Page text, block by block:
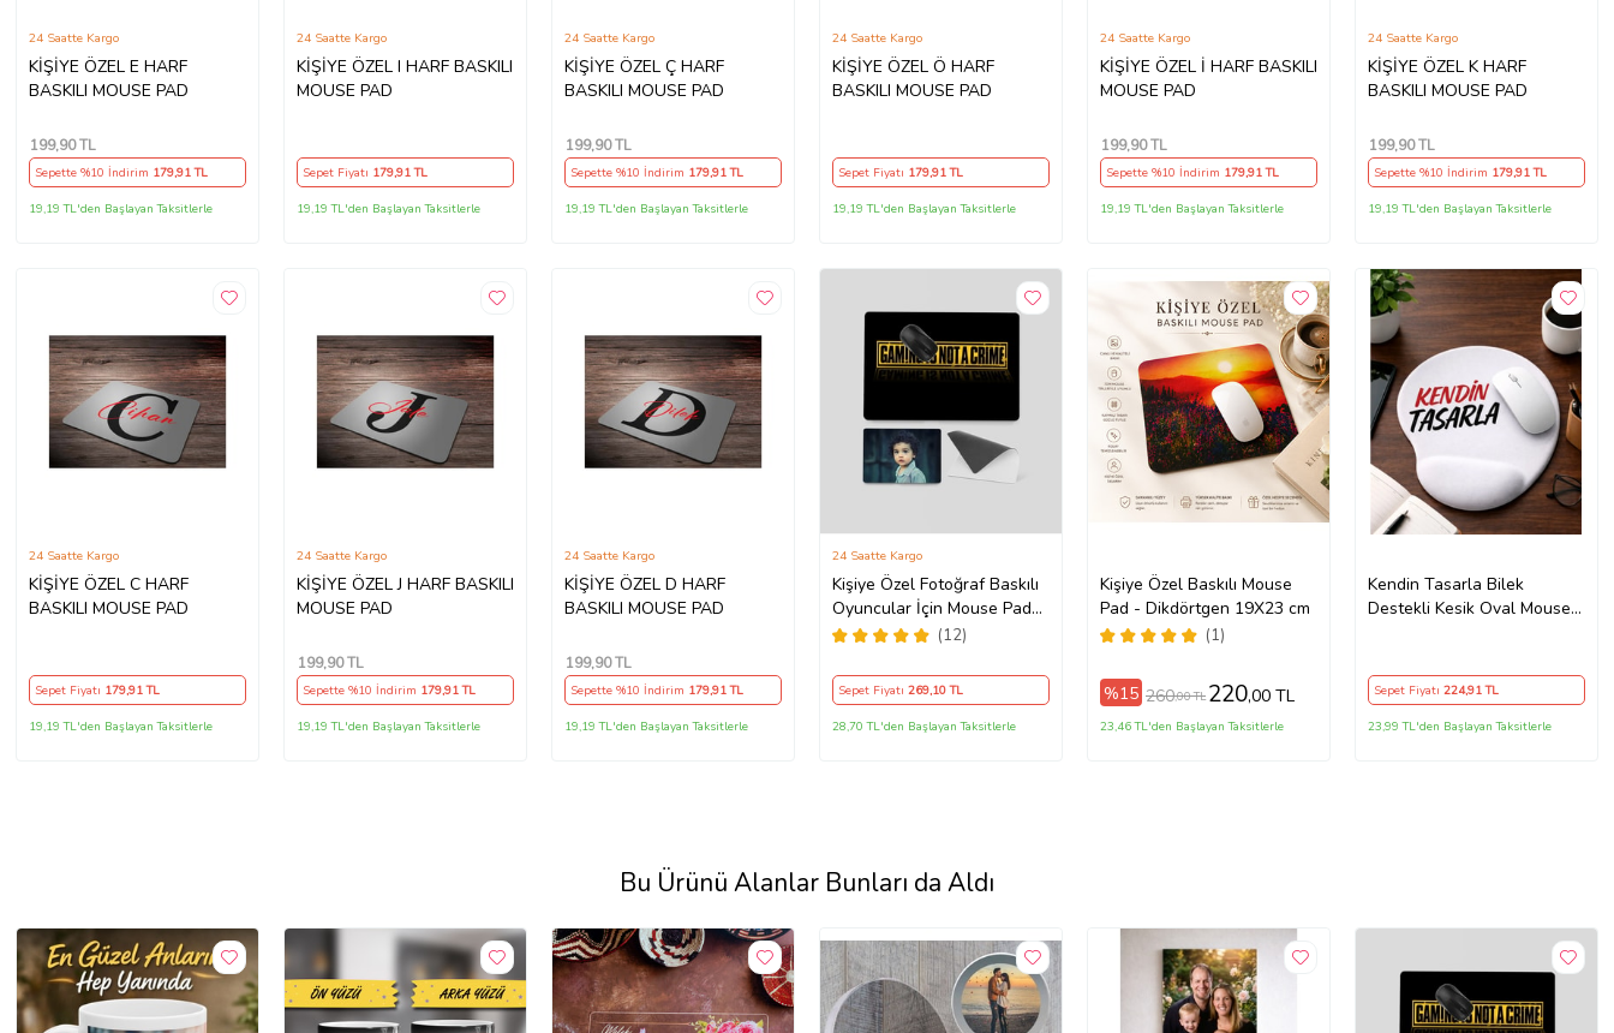
KİŞİYE ÖZEL E HARF
BASKILI MOUSE PAD
24 Saatte Kargo
199,90 TL
Sepette %10 İndirim 179,91 TL
19,19 TL'den Başlayan Taksitlerle
KİŞİYE ÖZEL I HARF BASKILI
MOUSE PAD
24 Saatte Kargo
Sepet Fiyatı 179,91 TL
19,19 TL'den Başlayan Taksitlerle
KİŞİYE ÖZEL Ç HARF
BASKILI MOUSE PAD
24 Saatte Kargo
199,90 TL
Sepette %10 İndirim 179,91 TL
19,19 TL'den Başlayan Taksitlerle
KİŞİYE ÖZEL Ö HARF
BASKILI MOUSE PAD
24 Saatte Kargo
Sepet Fiyatı 179,91 TL
19,19 TL'den Başlayan Taksitlerle
KİŞİYE ÖZEL İ HARF BASKILI
MOUSE PAD
24 Saatte Kargo
199,90 TL
Sepette %10 İndirim 179,91 TL
19,19 TL'den Başlayan Taksitlerle
KİŞİYE ÖZEL K HARF
BASKILI MOUSE PAD
24 Saatte Kargo
199,90 TL
Sepette %10 İndirim 179,91 TL
19,19 TL'den Başlayan Taksitlerle
KİŞİYE ÖZEL C HARF
BASKILI MOUSE PAD
24 Saatte Kargo
Sepet Fiyatı 179,91 TL
19,19 TL'den Başlayan Taksitlerle
KİŞİYE ÖZEL J HARF BASKILI
MOUSE PAD
24 Saatte Kargo
199,90 TL
Sepette %10 İndirim 179,91 TL
19,19 TL'den Başlayan Taksitlerle
KİŞİYE ÖZEL D HARF
BASKILI MOUSE PAD
24 Saatte Kargo
199,90 TL
Sepette %10 İndirim 179,91 TL
19,19 TL'den Başlayan Taksitlerle
Kişiye Özel Fotoğraf Baskılı
Oyuncular İçin Mouse Pad
(28x40cm)
(12)
24 Saatte Kargo
Sepet Fiyatı 269,10 TL
28,70 TL'den Başlayan Taksitlerle
Kişiye Özel Baskılı Mouse
Pad - Dikdörtgen 19X23 cm
(1)
%15 260,00 TL 220,00 TL
23,46 TL'den Başlayan Taksitlerle
Kendin Tasarla Bilek
Destekli Kesik Oval Mouse
Sepet Fiyatı224,91 TL
23,99 TL'den Başlayan Taksitlerle
Bu Ürünü Alanlar Bunları da Aldı